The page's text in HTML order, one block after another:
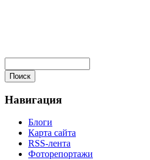
Навигация
Блоги
Карта сайта
RSS-лента
Фоторепортажи